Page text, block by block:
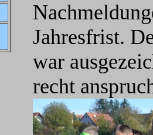
Jahresfrist.
war
recht